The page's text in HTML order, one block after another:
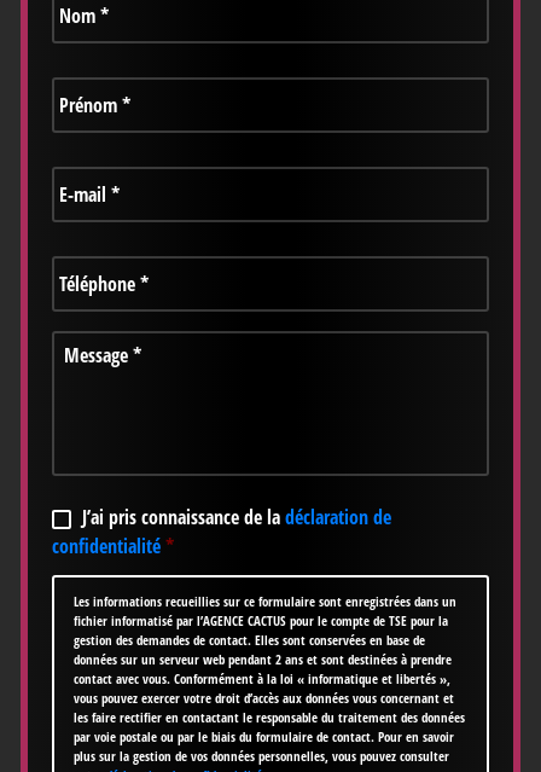
Prénom *
E-
mail *
Téléphone *
Message *
RGPD *
J’ai pris connaissance de ladéclaration de
confidentialité*
Les informations recueillies sur ce formulaire sont enregistrées dans un
fichier informatisé par l’AGENCE CACTUS pour le compte de TSE pour la
gestion des demandes de contact. Elles sont conservées en base de
données sur un serveur web pendant 2 ans et sont destinées à prendre
contact avec vous. Conformément à la loi « informatique et libertés »,
vous pouvez exercer votre droit d’accès aux données vous concernant et
les faire rectifier en contactant le responsable du traitement des données
par voie postale ou par le biais du formulaire de contact. Pour en savoir
plus sur la gestion de vos données personnelles, vous pouvez consulter